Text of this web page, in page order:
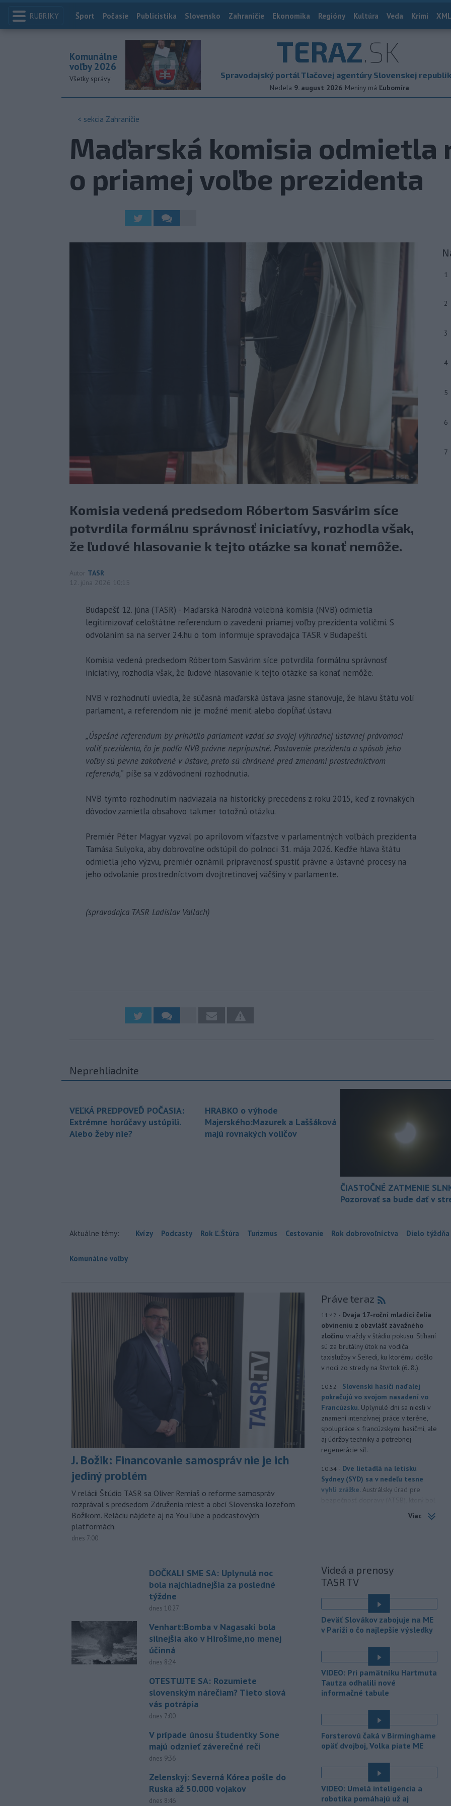
RUBRIKY Index
Šport Počasie Publicistika Slovensko Zahraničie Ekonomika Regióny Kultúra Veda Krimi
TERAZ.SK
Spravodajský portál Tlačovej agentúry Slovenskej
Nedela 9. august 2026 Meniny má Ľubomíra
Komunálne
voľby 2026
Všetky správy
< sekcia Zahraničie
Maďarská komisia odmietla
o priamej voľbe prezidenta
Komisia vedená predsedom Róbertom Sasvárim síce
potvrdila formálnu správnosť iniciatívy, rozhodla však,
že ľudové hlasovanie k tejto otázke sa konať nemôže.
Autor TASR
12. júna 2026 10:15
Budapešť 12. júna (TASR) - Maďarská Národná volebná komisia (NVB) odmietla
legitimizovať celoštátne referendum o zavedení priamej voľby prezidenta voličmi. S
odvolaním sa na server 24.hu o tom informuje spravodajca TASR v Budapešti.
Komisia vedená predsedom Róbertom Sasvárim síce potvrdila formálnu správnosť
iniciatívy, rozhodla však, že ľudové hlasovanie k tejto otázke sa konať nemôže.
NVB v rozhodnutí uviedla, že súčasná maďarská ústava jasne stanovuje, že hlavu štátu volí
parlament, a referendom nie je možné meniť alebo dopĺňať ústavu.
„Úspešné referendum by prinútilo parlament vzdať sa svojej výhradnej ústavnej právomoci
voliť prezidenta, čo je podľa NVB právne neprípustné. Postavenie prezidenta a spôsob jeho
voľby sú pevne zakotvené v ústave, preto sú chránené pred zmenami prostredníctvom
referenda,“ píše sa v zdôvodnení rozhodnutia.
NVB týmto rozhodnutím nadviazala na historický precedens z roku 2015, keď z rovnakých
dôvodov zamietla obsahovo takmer totožnú otázku.
Premiér Péter Magyar vyzval po aprílovom víťazstve v parlamentných voľbách prezidenta
Tamása Sulyoka, aby dobrovoľne odstúpil do polnoci 31. mája 2026. Keďže hlava štátu
odmietla jeho výzvu, premiér oznámil pripravenosť spustiť právne a ústavné procesy na
jeho odvolanie prostredníctvom dvojtretinovej väčšiny v parlamente.
(spravodajca TASR Ladislav Vallach)
1
2
3
4
5
6
7
Neprehliadnite
VEĽKÁ PREDPOVEĎ POČASIA:
Extrémne horúčavy ustúpili.
Alebo žeby nie?
HRABKO o výhode
Majerského:Mazurek a Laššáková
majú rovnakých voličov
ČIASTOČNÉ ZATMENIE
Pozorovať sa bude dať v
Aktuálne témy: Kvízy Podcasty Rok Ľ.Štúra Turizmus Cestovanie Rok dobrovoľníctva Dielo týždňa
Komunálne voľby
J. Božik: Financovanie samospráv nie je ich
jediný problém
V relácii Štúdio TASR sa Oliver Remiaš o reforme samospráv
rozprával s predsedom Združenia miest a obcí Slovenska Jozefom
Božikom. Reláciu nájdete aj na YouTube a podcastových
platformách.
dnes 7:00
DOČKALI SME SA: Uplynulá noc
bola najchladnejšia za posledné
týždne
dnes 10:27
Venhart:Bomba v Nagasaki bola
silnejšia ako v Hirošime,no menej
účinná
dnes 8:24
OTESTUJTE SA: Rozumiete
slovenským nárečiam? Tieto slová
vás potrápia
dnes 7:00
V prípade únosu študentky Sone
majú odznieť záverečné reči
dnes 9:36
Zelenskyj: Severná Kórea pošle do
Ruska až 50.000 vojakov
dnes 8:46
Práve teraz
11:42 - Dvaja 17-roční mladíci čelia
obvineniu z obzvlášť závažného
zločinu vraždy v štádiu pokusu. Stíhaní
sú za brutálny útok na vodiča
taxislužby v Seredi, ku ktorému došlo
v noci zo stredy na štvrtok (6. 8.).
10:52 - Slovenskí hasiči naďalej
pokračujú vo svojom nasadení vo
Francúzsku. Uplynulé dni sa niesli v
znamení intenzívnej práce v teréne,
spolupráce s francúzskymi hasičmi, ale
aj údržby techniky a potrebnej
regenerácie síl.
10:34 - Dve lietadlá na letisku
Sydney (SYD) sa v nedeľu tesne
vyhli zrážke.Austrálsky úrad pre
o tomto incidente informovaný, začal
až deväť stupňov Celzia, v dolinách a
kotlinách bolo ešte chladnejšie.
Slovenský hydrometeorologický ústav
(SHMÚ) o tom informoval na sociálnej
10:21 - Výmera lesných pozemkov a
zvyšuje. Plocha lesných porastov sa
od roku 1990 priemerne ročne
zvýšila o 1060 hektárov (ha). Vyplýva
to z tzv. zelenej správy o lesnom
hospodárstve v Slovenskej republike
09:33 - Jemenskí povstalci húsíovia
v nedeľu oznámili, že zaútočili na
ropnúrafinériu Aramco v Saudskej
Upozornila na to agentúra AFP, píše
TASR.
09:21 - Indonézske orgány uzavreli
Viac
Videá a prenosy
TASR TV
Deväť Slovákov zabojuje na ME
v Paríži o čo najlepšie výsledky
VIDEO: Pri pamätníku Hartmuta
Tautza odhalili nové
informačné tabule
Forsterovú čaká v Birminghame
opäť dvojboj, Volka piate ME
VIDEO: Umelá inteligencia a
robotika pomáhajú už aj